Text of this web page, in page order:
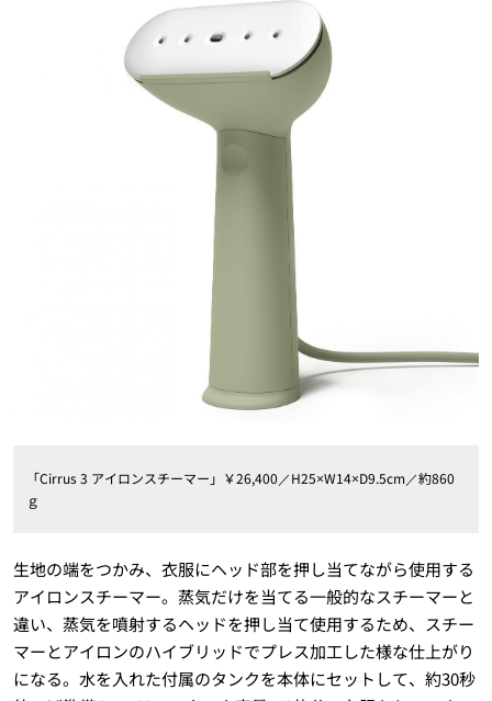
「Cirrus 3 アイロンスチーマー」￥26,400／H25×W14×D9.5cm／約860
ｇ
生地の端をつかみ、衣服にヘッド部を押し当てながら使用する
アイロンスチーマー。蒸気だけを当てる一般的なスチーマーと
違い、蒸気を噴射するヘッドを押し当て使用するため、スチー
マーとアイロンのハイブリッドでプレス加工した様な仕上がり
になる。水を入れた付属のタンクを本体にセットして、約30秒